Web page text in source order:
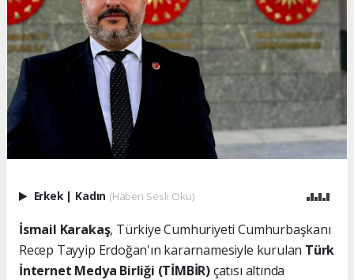
Erkek | Kadın (Haberi Sesli Oku)
İsmail Karakaş, Türkiye Cumhuriyeti Cumhurbaşkanı
Recep Tayyip Erdoğan'ın kararnamesiyle kurulan Türk
İnternet Medya Birliği (TİMBİR)çatısı altında